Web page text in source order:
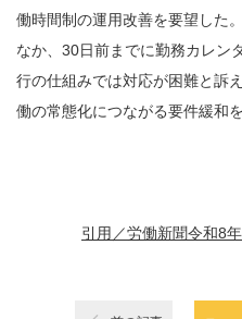
働時間制の運用改善を要望した
なか、30日前までに勤務カレン
行の仕組みでは対応が困難と訴
働の常態化につながる要件緩和
引用／労働新聞令和8